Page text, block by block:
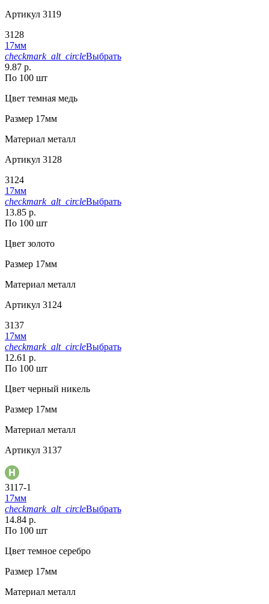
Артикул 3119
3128
17мм
checkmark_alt_circleВыбрать
9.87 р.
По 100 шт
Цвет темная медь
Размер 17мм
Материал металл
Артикул 3128
3124
17мм
checkmark_alt_circleВыбрать
13.85 р.
По 100 шт
Цвет золото
Размер 17мм
Материал металл
Артикул 3124
3137
17мм
checkmark_alt_circleВыбрать
12.61 р.
По 100 шт
Цвет черный никель
Размер 17мм
Материал металл
Артикул 3137
3117-1
17мм
checkmark_alt_circleВыбрать
14.84 р.
По 100 шт
Цвет темное серебро
Размер 17мм
Материал металл